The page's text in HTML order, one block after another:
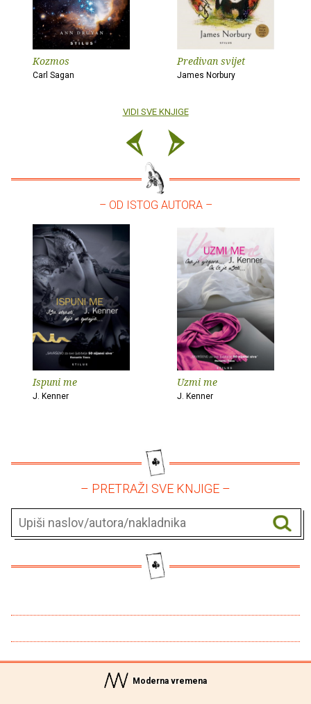
Kozmos
Carl Sagan
Predivan svijet
James Norbury
VIDI SVE KNJIGE
– OD ISTOG AUTORA –
Ispuni me
J. Kenner
Uzmi me
J. Kenner
– PRETRAŽI SVE KNJIGE –
Moderna vremena